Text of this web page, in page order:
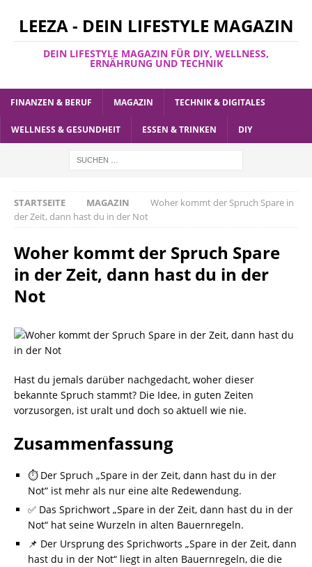
LEEZA - DEIN LIFESTYLE MAGAZIN
DEIN LIFESTYLE MAGAZIN FÜR DIY, WELLNESS,
ERNÄHRUNG UND TECHNIK
FINANZEN & BERUF MAGAZIN TECHNIK & DIGITALES
WELLNESS & GESUNDHEIT ESSEN & TRINKEN DIY
STARTSEITE MAGAZIN
Woher kommt der Spruch Spare in
der Zeit, dann hast du in der Not
Woher kommt der Spruch Spare
in der Zeit, dann hast du in der
Not
Hast du jemals darüber nachgedacht, woher dieser
bekannte Spruch stammt? Die Idee, in guten Zeiten
vorzusorgen, ist uralt und doch so aktuell wie nie.
Zusammenfassung
⏱️ Der Spruch „Spare in der Zeit, dann hast du in der
Not“ ist mehr als nur eine alte Redewendung.
✅ Das Sprichwort „Spare in der Zeit, dann hast du in der
Not“ hat seine Wurzeln in alten Bauernregeln.
📌 Der Ursprung des Sprichworts „Spare in der Zeit, dann
hast du in der Not“ liegt in alten Bauernregeln, die die